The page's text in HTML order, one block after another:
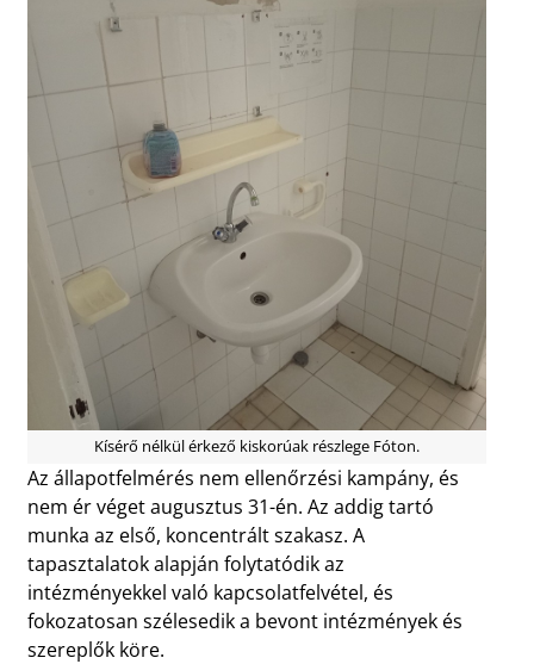
Kísérő nélkül érkező kiskorúak részlege Fóton.
Az állapotfelmérés nem ellenőrzési kampány, és
nem ér véget augusztus 31-én. Az addig tartó
munka az első, koncentrált szakasz. A
tapasztalatok alapján folytatódik az
intézményekkel való kapcsolatfelvétel, és
fokozatosan szélesedik a bevont intézmények és
szereplők köre.